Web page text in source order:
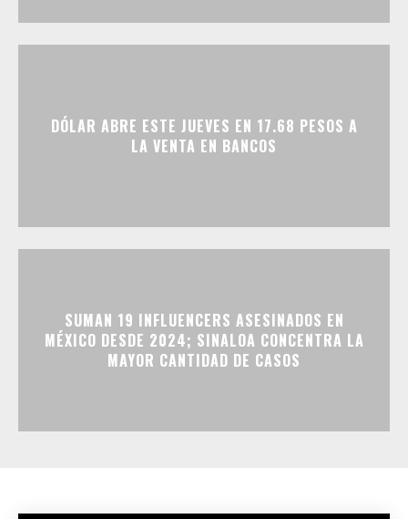
DÓLAR ABRE ESTE JUEVES EN 17.68 PESOS A
LA VENTA EN BANCOS
SUMAN 19 INFLUENCERS ASESINADOS EN
MÉXICO DESDE 2024; SINALOA CONCENTRA LA
MAYOR CANTIDAD DE CASOS